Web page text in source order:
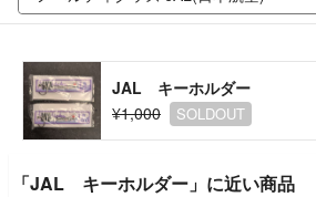
JAL キーホルダー
¥1,000
SOLDOUT
「JAL キーホルダー」に近い商品